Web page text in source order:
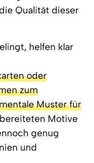
Qualität dieser
helfen klar
oder
zum
Muster für
Motive
genug
und